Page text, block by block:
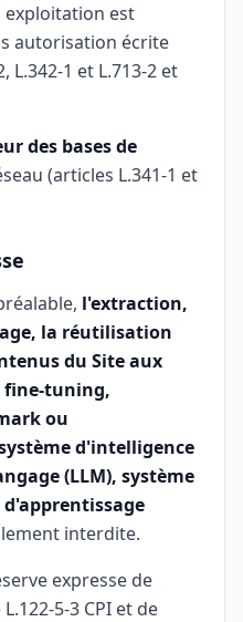
exploitation est
autorisation écrite
L.342-1 et L.713-2 et
des bases de
(articles L.341-1 et
l'extraction,
la réutilisation
du Site aux
fine-tuning,
ou
d'intelligence
(LLM), système
interdite.
expresse de
5-3 CPI et de